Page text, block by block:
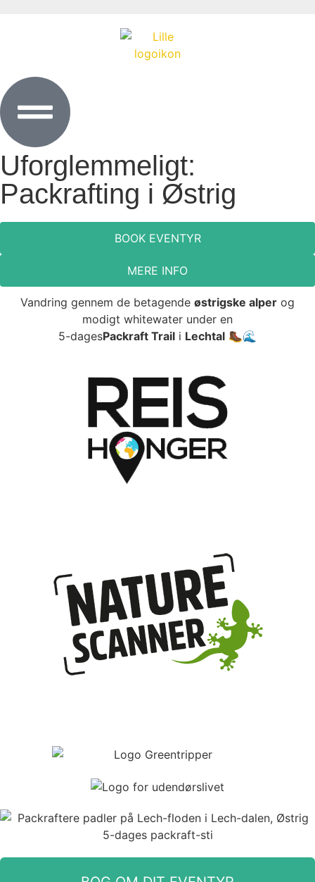
Uforglemmeligt:
Packrafting i Østrig
BOOK EVENTYR
MERE INFO
Vandring gennem de betagende østrigske alper og
modigt whitewater under en
5-dagesPackraft Trail i Lechtal 🥾🌊